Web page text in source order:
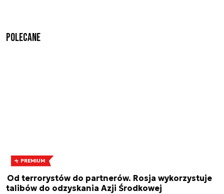
Polecane
PREMIUM
Od terrorystów do partnerów. Rosja wykorzystuje
talibów do odzyskania Azji Środkowej